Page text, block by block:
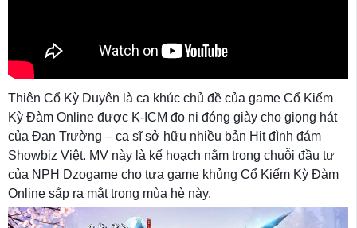
Thiên Cổ Kỳ Duyên là ca khúc chủ đề của game Cổ Kiếm
Kỳ Đàm Online được K-ICM đo ni đóng giày cho giọng hát
của Đan Trường – ca sĩ sở hữu nhiều bản Hit đình đám
Showbiz Việt. MV này là kế hoạch nằm trong chuỗi đầu tư
của NPH Dzogame cho tựa game khủng Cổ Kiếm Kỳ Đàm
Online sắp ra mắt trong mùa hè này.